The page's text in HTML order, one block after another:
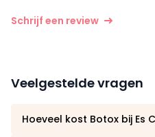
Schrijf een review
Veelgestelde vragen
Hoeveel kost Botox bij Es